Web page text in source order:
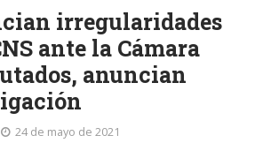
irregularidades
ante la Cámara
anuncian
24 de mayo de 2021